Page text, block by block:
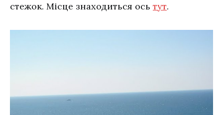
стежок. Місце знаходиться ось тут.